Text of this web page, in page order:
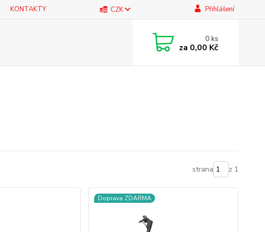
KONTAKTY CZK Přihlášení
0ks
za 0,00 Kč
strana z 1
Doprava ZDARMA